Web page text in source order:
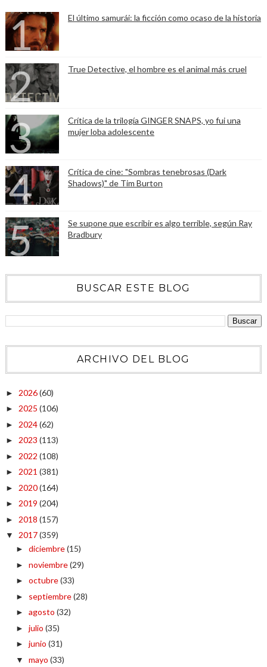
El último samurái: la ficción como ocaso de la historia
True Detective, el hombre es el animal más cruel
Crítica de la trilogía GINGER SNAPS, yo fui una
mujer loba adolescente
Crítica de cine: "Sombras tenebrosas (Dark
Shadows)" de Tim Burton
Se supone que escribir es algo terrible, según Ray
Bradbury
BUSCAR ESTE BLOG
ARCHIVO DEL BLOG
► 2026(60)
► 2025 (106)
► 2024(62)
► 2023 (113)
► 2022 (108)
► 2021 (381)
► 2020(164)
► 2019 (204)
► 2018 (157)
▼ 2017(359)
► diciembre(15)
► noviembre(29)
► octubre(33)
► septiembre(28)
► agosto (32)
► julio (35)
► junio (31)
▼ mayo (33)